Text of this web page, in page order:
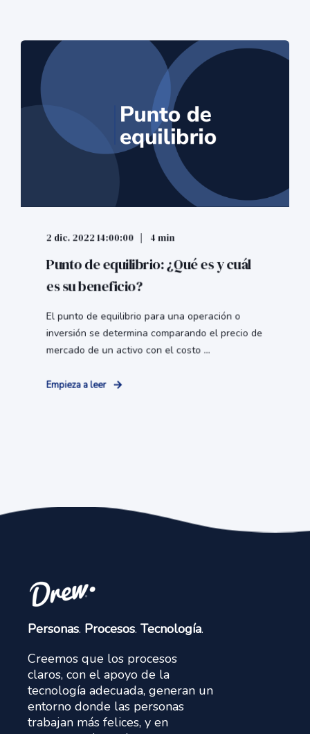
2 dic. 2022 14:00:00 4 min
Punto de equilibrio: ¿Qué es y cuál
es su beneficio?
El punto de equilibrio para una operación o
inversión se determina comparando el precio de
mercado de un activo con el costo ...
Empieza a leer
Personas. Procesos. Tecnología.
Creemos que los procesos
claros, con el apoyo de la
tecnología adecuada, generan un
entorno donde las personas
trabajan más felices, y en